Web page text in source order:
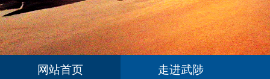
网站首页 走进武陟